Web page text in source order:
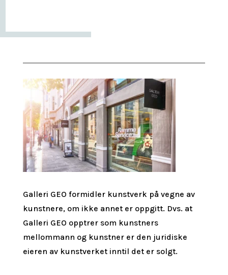
Galleri GEO formidler kunstverk på vegne av
kunstnere, om ikke annet er oppgitt. Dvs. at
Galleri GEO opptrer som kunstners
mellommann og kunstner er den juridiske
eieren av kunstverket inntil det er solgt.